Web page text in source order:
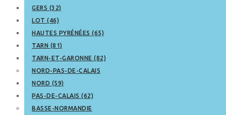
GERS (32)
LOT (46)
HAUTES PYRÉNÉES (65)
TARN (81)
TARN-ET-GARONNE (82)
NORD-PAS-DE-CALAIS
NORD (59)
PAS-DE-CALAIS (62)
BASSE-NORMANDIE